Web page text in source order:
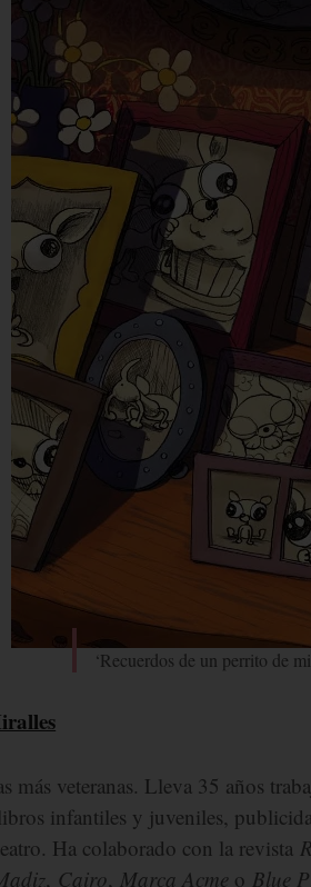
‘Recuerdos de un perrito de
más veteranas. Lleva 35 años
infantiles y juveniles,
Ha colaborado con la revista
, Cairo, Marca Acme o Blue